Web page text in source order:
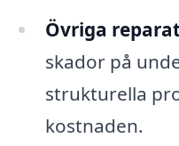
Övriga
skador på
strukturella
kostnaden.